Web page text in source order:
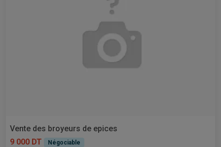
Vente des broyeurs de epices
9 000 DT
Négociable